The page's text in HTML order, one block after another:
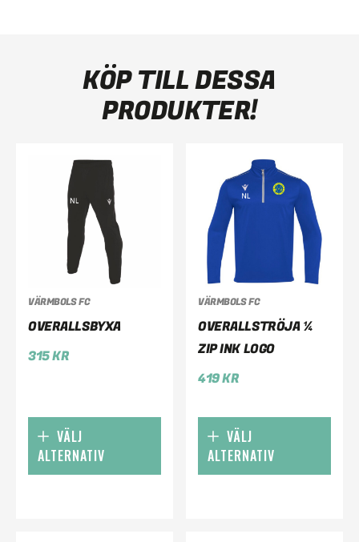
KÖP TILL DESSA
PRODUKTER!
VÄRMBOLS FC
OVERALLSBYXA
315KR
VÄLJ
ALTERNATIV
VÄRMBOLS FC
OVERALLSTRÖJA ¼
ZIP INK LOGO
419KR
VÄLJ
ALTERNATIV